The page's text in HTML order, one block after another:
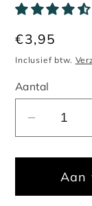
Normale
prijs
€3,95
Inclusief btw.
Aantal
Aantal
voor
Boys
Aan